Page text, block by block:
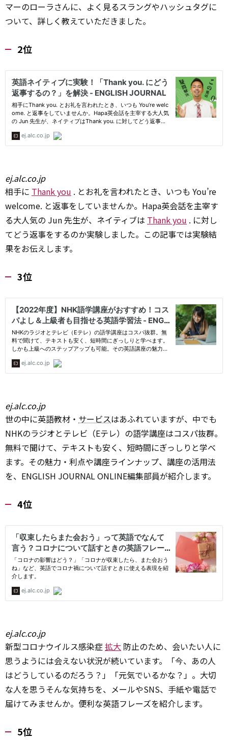
マーのローラさんに、よく見るスラングやハッシュタグに
ついて、詳しく教えていただきました。
2位
ej.alc.co.jp
相手に Thank you . とお礼を言われたとき、いつも You’re
welcome. と返事をしていませんか。Hapa英会話を主宰す
る大人気の Jun 先生が、ネイティブは Thank you . に対し
てどう返事をするのか実験しました。この記事では実験結
果をお伝えします。
3位
ej.alc.co.jp
世の中に英語教材・ サービスはあふれていますが、中でも
NHKのラジオとテレビ（Eテレ）の語学講座はコスパ抜群。
無料で聞けて、テキストも安く、短時間にぎっしりと学べ
ます。その魅力・利点や講座ラインナップ、講座の活用法
を、ENGLISH JOURNAL ONLINE編集部員が紹介します。
4位
ej.alc.co.jp
新型コロナウイルス感染症拡大 防止のため、会いたい人に
思うようには会えない状況が続いています。「今、あの人
はどうしているのだろう？」「元気でいるかな？」。大切
な人を思うそんな気持ちを、メールやSNS、手紙や電話で
届けてみませんか。便利な英語フレーズを紹介します。
5位